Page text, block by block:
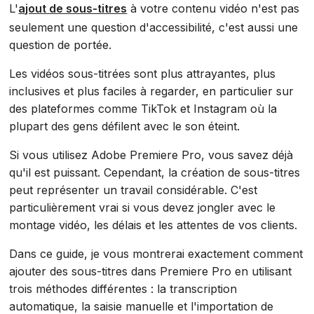
L'ajout de sous-titres à votre contenu vidéo n'est pas
seulement une question d'accessibilité, c'est aussi une
question de portée.
Les vidéos sous-titrées sont plus attrayantes, plus
inclusives et plus faciles à regarder, en particulier sur
des plateformes comme TikTok et Instagram où la
plupart des gens défilent avec le son éteint.
Si vous utilisez Adobe Premiere Pro, vous savez déjà
qu'il est puissant. Cependant, la création de sous-titres
peut représenter un travail considérable. C'est
particulièrement vrai si vous devez jongler avec le
montage vidéo, les délais et les attentes de vos clients.
Dans ce guide, je vous montrerai exactement comment
ajouter des sous-titres dans Premiere Pro en utilisant
trois méthodes différentes : la transcription
automatique, la saisie manuelle et l'importation de